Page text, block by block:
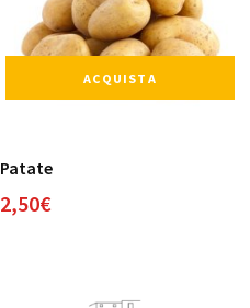
ACQUISTA
Patate
2,50€